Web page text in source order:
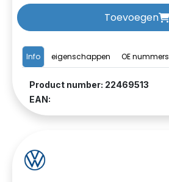
Info eigenschappen OE nummers
Product number: 22469513
EAN:
Toevoegen